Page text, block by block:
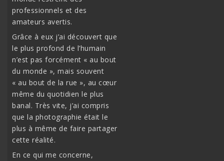
professionnels et des
amateurs avertis.
Grâce à eux j’ai découvert que
le plus profond de l’humain
n’est pas forcément « au bout
du monde », mais souvent
« au bout de la rue », au cœur
même du quotidien le plus
banal. Très vite, j’ai compris
que la photographie était le
plus à même de faire partager
cette réalité.
En ce qui me concerne,